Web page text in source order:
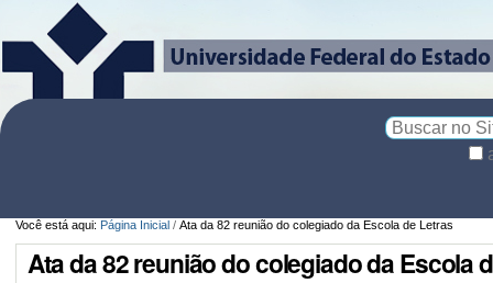
Você está aqui: Página Inicial / Ata da 82 reunião do colegiado da Escola de Letras
Ata da 82 reunião do colegiado da Escola